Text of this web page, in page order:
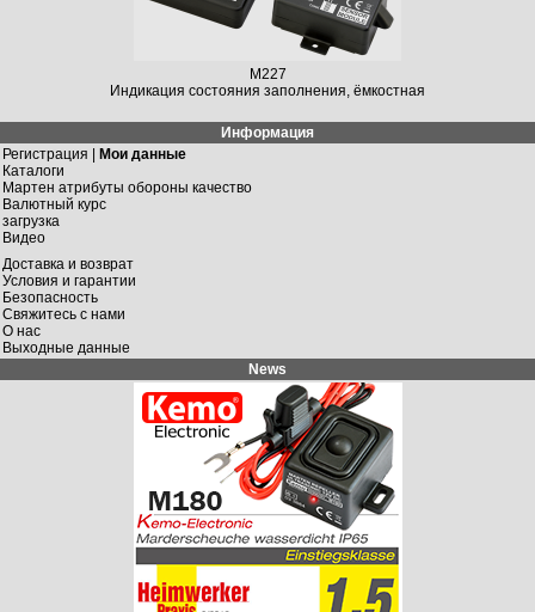
M227
Индикация состояния заполнения, ёмкостная
Информация
Регистрация | Мои данные
Каталоги
Мартен атрибуты обороны качество
Валютный курс
загрузка
Видео
Доставка и возврат
Условия и гарантии
Безопасность
Свяжитесь с нами
О нас
Выходные данные
News